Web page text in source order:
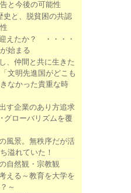
と今後の可能性
史と、脱貧困の共認
えたか？ ・・・・
始まる
、仲間と共に生きた
文明先進国がどこも
なかった貴重な時
す企業のあり方追求
グローバリズムを覆
風景。無秩序だが活
溢れていた！
自然観・宗教観
える～教育を大学を
～